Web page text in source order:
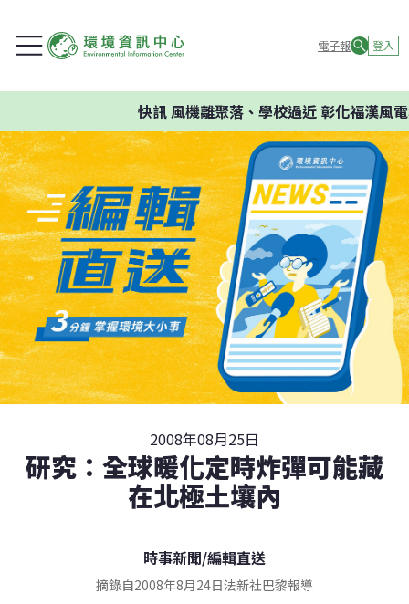
電子報 登入
快訊風機離聚落、學校過近 彰化福漢風電
2008年08月25日
研究：全球暖化定時炸彈可能藏
在北極土壤內
時事新聞/編輯直送
摘錄自2008年8月24日法新社巴黎報導